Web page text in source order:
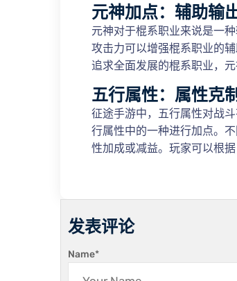
元神加点：辅助输
元神对于棍系职业来说是一
攻击力可以增强棍系职业的
追求全面发展的棍系职业，元
五行属性：属性克
征途手游中，五行属性对战
行属性中的一种进行加点。
性加成或减益。玩家可以根
发表评论
Name*